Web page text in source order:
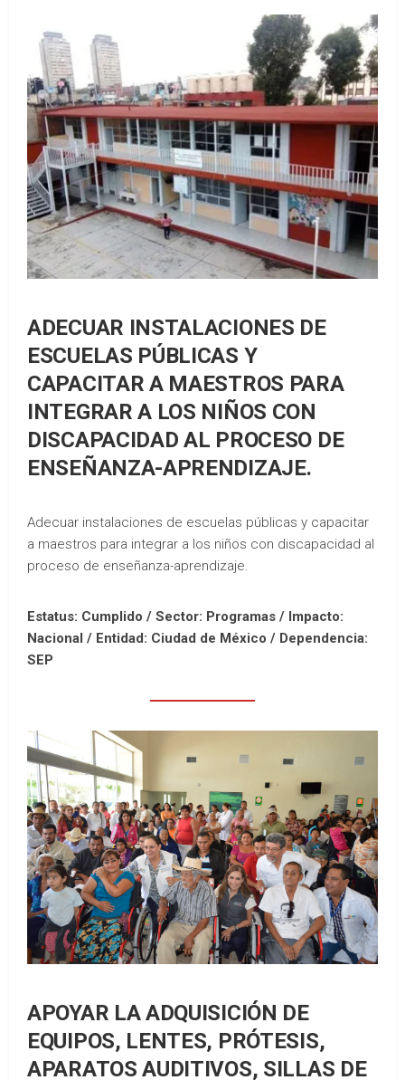
ADECUAR INSTALACIONES DE
ESCUELAS PÚBLICAS Y
CAPACITAR A MAESTROS PARA
INTEGRAR A LOS NIÑOS CON
DISCAPACIDAD AL PROCESO DE
ENSEÑANZA-APRENDIZAJE.
Adecuar instalaciones de escuelas públicas y capacitar
a maestros para integrar a los niños con discapacidad al
proceso de enseñanza-aprendizaje.
Estatus: Cumplido / Sector: Programas / Impacto:
Nacional / Entidad: Ciudad de México / Dependencia:
SEP
APOYAR LA ADQUISICIÓN DE
EQUIPOS, LENTES, PRÓTESIS,
APARATOS AUDITIVOS, SILLAS DE